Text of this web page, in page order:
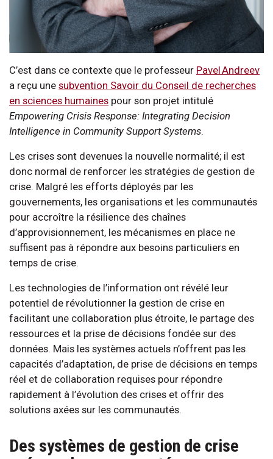
C’est dans ce contexte que le professeur Pavel Andreev
a reçu une subvention Savoir du Conseil de recherches
en sciences humaines pour son projet intitulé
Empowering Crisis Response: Integrating Decision
Intelligence in Community Support Systems.
Les crises sont devenues la nouvelle normalité; il est
donc normal de renforcer les stratégies de gestion de
crise. Malgré les efforts déployés par les
gouvernements, les organisations et les communautés
pour accroître la résilience des chaînes
d’approvisionnement, les mécanismes en place ne
suffisent pas à répondre aux besoins particuliers en
temps de crise.
Les technologies de l’information ont révélé leur
potentiel de révolutionner la gestion de crise en
facilitant une collaboration plus étroite, le partage des
ressources et la prise de décisions fondée sur des
données. Mais les systèmes actuels n’offrent pas les
capacités d’adaptation, de prise de décisions en temps
réel et de collaboration requises pour répondre
rapidement à l’évolution des crises et offrir des
solutions axées sur les communautés.
Des systèmes de gestion de crise